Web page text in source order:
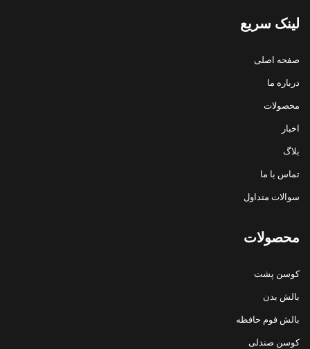
لینک سریع
صفحه اصلی
درباره ما
محصولات
اخبار
بلاگ
تماس با ما
سوالات متداول
محصولات
کوسن پشت
بالش بدن
بالش فوم حافظه
کوسن صندلی